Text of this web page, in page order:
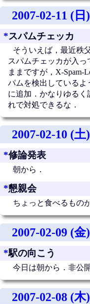
2007-02-11 (日)
*スパムチェッカ
そういえば，最近秩
スパムチェッカが入っ
ままですが，X-Spam-
パムを検出している
に追加．かなりゆるく
れで対処できるな．
2007-02-10 (土)
*修論発表
朝から．
*懇親会
ちょっと食べるもの
2007-02-09 (金)
*駅の向こう
今日は朝から．非公
2007-02-08 (木)